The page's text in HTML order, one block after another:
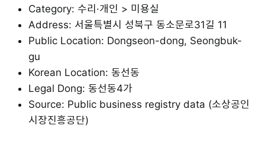
Category: 수리·개인 > 미용실
Address: 서울특별시 성북구 동소문로31길 11
Public Location: Dongseon-dong, Seongbuk-
gu
Korean Location: 동선동
Legal Dong: 동선동4가
Source: Public business registry data (소상공인
시장진흥공단)